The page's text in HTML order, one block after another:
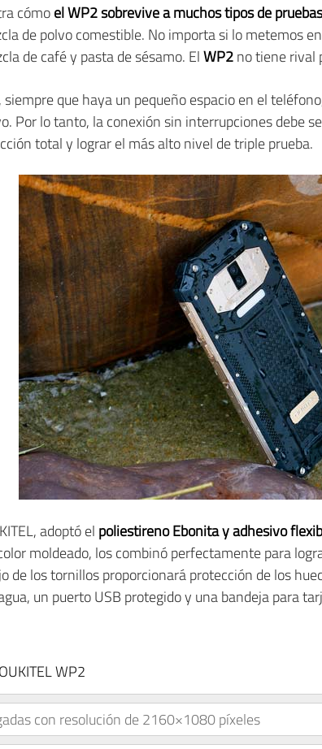
cómoel WP2 sobrevive a muchos tipos de
de polvo comestible. No importa si lo metemos
de café y pasta de sésamo. ElWP2no tiene rival
siempre que haya un pequeño espacio en el
Por lo tanto, la conexión sin interrupciones debe
total y lograr el más alto nivel de triple prueba.
adoptó el poliestireno Ebonita y adhesivo
moldeado, los combinó perfectamente para
de los tornillos proporcionará protección de los
un puerto USB protegido y una bandeja para
WP2
con resolución de 2160×1080 píxeles